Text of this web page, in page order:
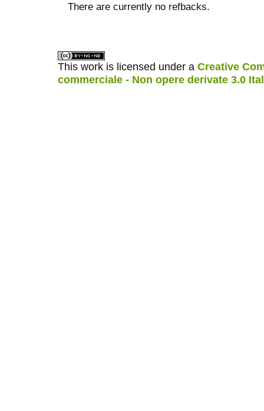
There are currently no refbacks.
This work is licensed under a Creative
commerciale - Non opere derivate 3.0